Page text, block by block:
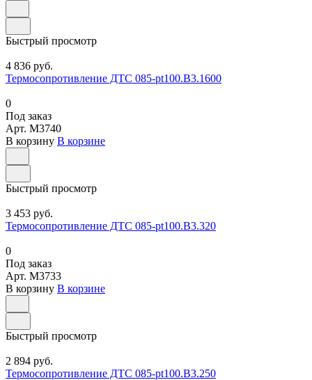
Быстрый просмотр
4 836 руб.
Термосопротивление ДТС 085-pt100.В3.1600
0
Под заказ
Арт. M3740
В корзину В корзине
Быстрый просмотр
3 453 руб.
Термосопротивление ДТС 085-pt100.В3.320
0
Под заказ
Арт. M3733
В корзину В корзине
Быстрый просмотр
2 894 руб.
Термосопротивление ДТС 085-pt100.В3.250